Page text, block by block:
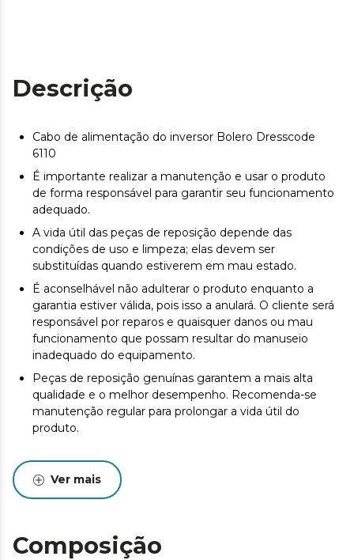
Descrição
Cabo de alimentação do inversor Bolero Dresscode
6110
É importante realizar a manutenção e usar o produto
de forma responsável para garantir seu funcionamento
adequado.
A vida útil das peças de reposição depende das
condições de uso e limpeza; elas devem ser
substituídas quando estiverem em mau estado.
É aconselhável não adulterar o produto enquanto a
garantia estiver válida, pois isso a anulará. O cliente será
responsável por reparos e quaisquer danos ou mau
funcionamento que possam resultar do manuseio
inadequado do equipamento.
Peças de reposição genuínas garantem a mais alta
qualidade e o melhor desempenho. Recomenda-se
manutenção regular para prolongar a vida útil do
produto.
Ver mais
Composição